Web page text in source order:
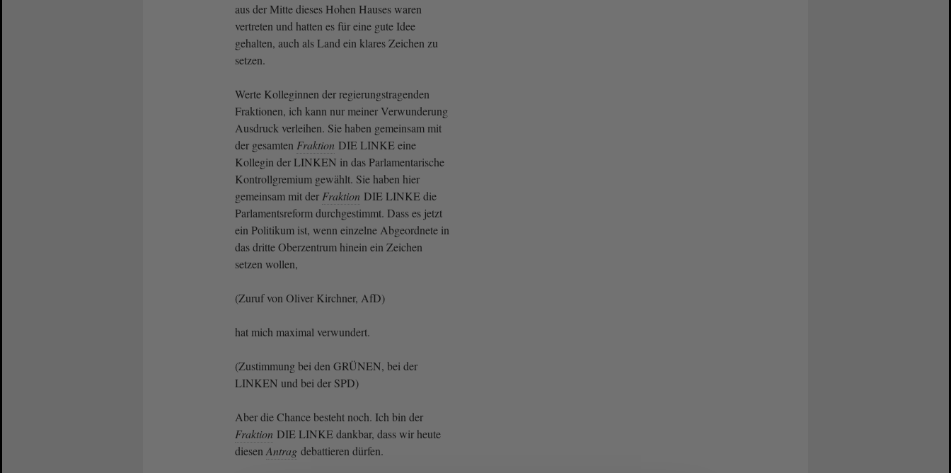
aus der Mitte dieses Hohen Hauses waren
vertreten und hatten es für eine gute Idee
gehalten, auch als Land ein klares Zeichen zu
setzen.
Werte Kolleginnen der regierungstragenden
Fraktionen, ich kann nur meiner Verwunderung
Ausdruck verleihen. Sie haben gemeinsam mit
der gesamten Fraktion DIE LINKE eine
Kollegin der LINKEN in das Parlamentarische
Kontrollgremium gewählt. Sie haben hier
gemeinsam mit der Fraktion DIE LINKE die
Parlamentsreform durchgestimmt. Dass es jetzt
ein Politikum ist, wenn einzelne Abgeordnete in
das dritte Oberzentrum hinein ein Zeichen
setzen wollen,
(Zuruf von Oliver Kirchner, AfD)
hat mich maximal verwundert.
(Zustimmung bei den GRÜNEN, bei der
LINKEN und bei der SPD)
Aber die Chance besteht noch. Ich bin der
Fraktion DIE LINKE dankbar, dass wir heute
diesen Antrag debattieren dürfen.